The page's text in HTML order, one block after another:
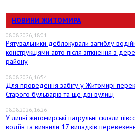
НОВИНИ ЖИТОМИРА
08.08.2026, 18:01
Рятувальники деблокували загиблу
конструкціями авто після зіткнення з
району
08.08.2026, 16:54
Для проведення забігу у Житомирі
Старого бульварів та ще дві вулиці
08.08.2026, 16:26
У липні житомирські патрульні склали
водіїв та виявили 17 випадків